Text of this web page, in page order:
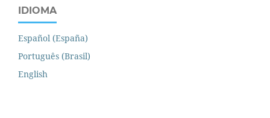
IDIOMA
Español (España)
Português (Brasil)
English